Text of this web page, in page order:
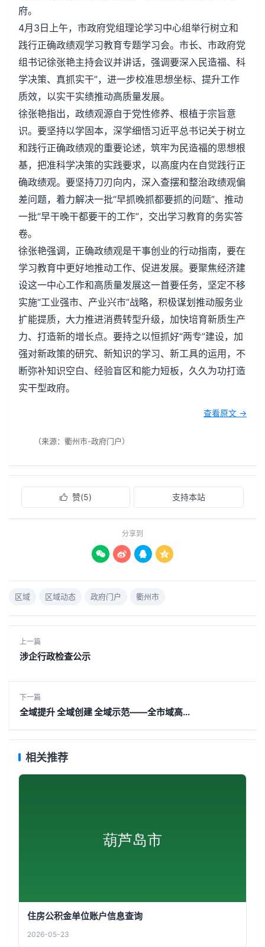
府。
4月3日上午，市政府党组理论学习中心组举行树立和
践行正确政绩观学习教育专题学习会。市长、市政府党
组书记徐张艳主持会议并讲话，强调要深入民造福、科
学决策、真抓实干”，进一步校准思想坐标、提升工作
质效，以实干实绩推动高质量发展。
徐张艳指出，政绩观源自于党性修养、根植于宗旨意
识。要坚持以学固本，深学细悟习近平总书记关于树立
和践行正确政绩观的重要论述，筑牢为民造福的思想根
基，把准科学决策的实践要求，以高度内在自觉践行正
确政绩观。要坚持刀刃向内，深入查摆和整治政绩观偏
差问题，着力解决一批“早抓晚抓都要抓的问题”、推动
一批“早干晚干都要干的工作”，交出学习教育的务实答
卷。
徐张艳强调，正确政绩观是干事创业的行动指南，要在
学习教育中更好地推动工作、促进发展。要聚焦经济建
设这一中心工作和高质量发展这一首要任务，坚定不移
实施“工业强市、产业兴市”战略，积极谋划推动服务业
扩能提质，大力推进消费转型升级，加快培育新质生产
力、打造新的增长点。要持之以恒抓好“两专”建设，加
强对新政策的研究、新知识的学习、新工具的运用，不
断弥补知识空白、经验盲区和能力短板，久久为功打造
实干型政府。
查看原文 →
（来源：衢州市-政府门户）
 赞(5) 支持本站
分享到
   
区域 区域动态 政府门户 衢州市
上一篇
涉企行政检查公示
下一篇
全域提升 全域创建 全域示范——全市域高...
相关推荐
住房公积金单位账户信息查询
2026-05-23